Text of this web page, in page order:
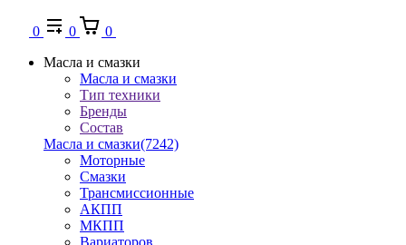
0 0
0
Масла и смазки
Масла и смазки
Тип техники
Бренды
Состав
Масла и смазки(7242)
Моторные
Смазки
Трансмиссионные
АКПП
МКПП
Вариаторов